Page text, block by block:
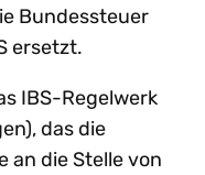
Bundessteuer
ersetzt.
IBS-Regelwerk
das die
an die Stelle von